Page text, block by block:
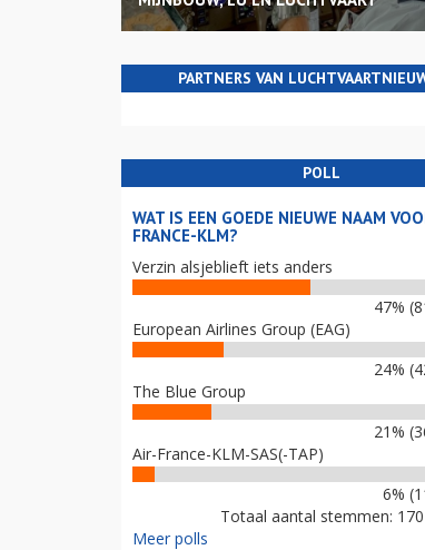
PARTNERS VAN
POLL
WAT IS EEN GOEDE NIEUWE NAAM
FRANCE-KLM?
Verzin alsjeblieft iets anders
47%
European Airlines Group (EAG)
24%
The Blue Group
21%
Air-France-KLM-SAS(-TAP)
6%
Totaal aantal stemmen: 170
Meer polls